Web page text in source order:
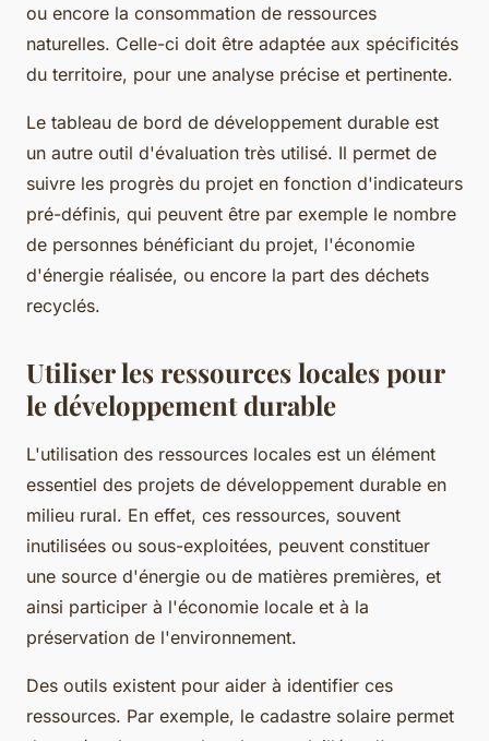
ou encore la consommation de ressources
naturelles. Celle-ci doit être adaptée aux spécificités
du territoire, pour une analyse précise et pertinente.
Le tableau de bord de développement durable est
un autre outil d'évaluation très utilisé. Il permet de
suivre les progrès du projet en fonction d'indicateurs
pré-définis, qui peuvent être par exemple le nombre
de personnes bénéficiant du projet, l'économie
d'énergie réalisée, ou encore la part des déchets
recyclés.
Utiliser les ressources locales pour
le développement durable
L'utilisation des ressources locales est un élément
essentiel des projets de développement durable en
milieu rural. En effet, ces ressources, souvent
inutilisées ou sous-exploitées, peuvent constituer
une source d'énergie ou de matières premières, et
ainsi participer à l'économie locale et à la
préservation de l'environnement.
Des outils existent pour aider à identifier ces
ressources. Par exemple, le cadastre solaire permet